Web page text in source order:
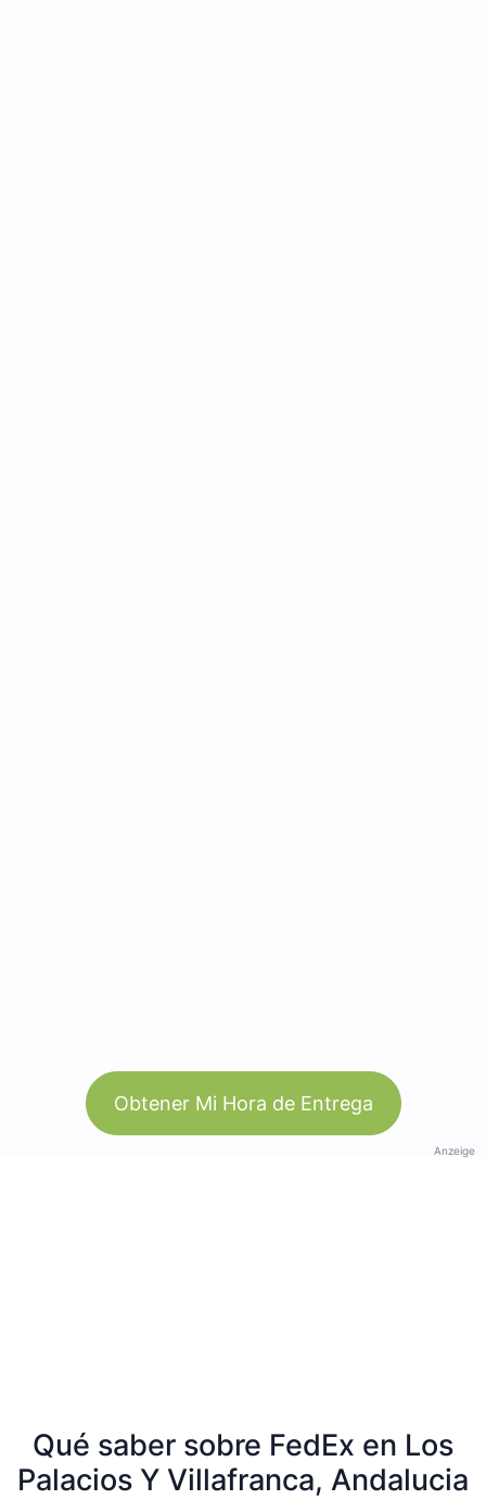
Obtener Mi Hora de Entrega
Anzeige
Qué saber sobre FedEx en Los
Palacios Y Villafranca, Andalucia